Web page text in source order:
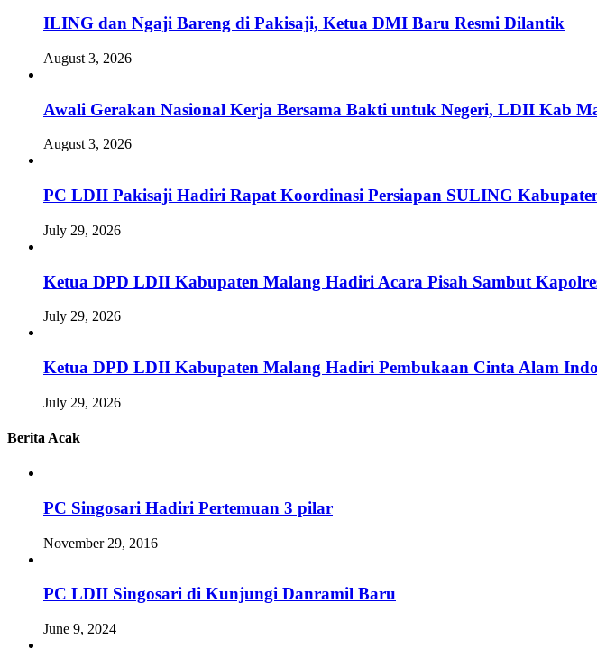
ILING dan Ngaji Bareng di Pakisaji, Ketua DMI Baru Resmi Dilantik
August 3, 2026
Awali Gerakan Nasional Kerja Bersama Bakti untuk Negeri, LDII Kab
August 3, 2026
PC LDII Pakisaji Hadiri Rapat Koordinasi Persiapan SULING
July 29, 2026
Ketua DPD LDII Kabupaten Malang Hadiri Acara Pisah Sambut
July 29, 2026
Ketua DPD LDII Kabupaten Malang Hadiri Pembukaan Cinta Alam
July 29, 2026
Berita Acak
PC Singosari Hadiri Pertemuan 3 pilar
November 29, 2016
PC LDII Singosari di Kunjungi Danramil Baru
June 9, 2024